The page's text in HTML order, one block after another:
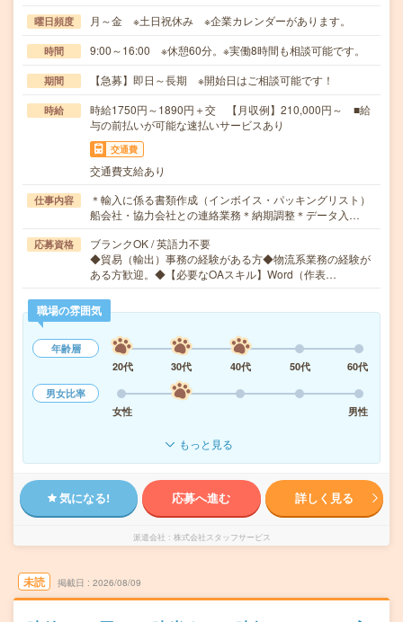
曜日頻度 月～金 ※土日祝休み ※企業カレンダーがあります。
時間 9:00～16:00 ※休憩60分。※実働8時間も相談可能です。
期間 【急募】即日～長期 ※開始日はご相談可能です！
時給
時給1750円～1890円＋交 【月収例】210,000円～ ■給
与の前払いが可能な速払いサービスあり
交通費
交通費支給あり
仕事内容
＊輸入に係る書類作成（インボイス・パッキングリスト）
船会社・協力会社との連絡業務＊納期調整＊データ入…
応募資格
ブランクOK / 英語力不要
◆貿易（輸出）事務の経験がある方◆物流系業務の経験が
ある方歓迎。◆【必要なOAスキル】Word（作表…
職場の雰囲気
年齢層
20代
30代 40代 50代
60代
男女比率
女性
男性
もっと見る
気になる! 応募へ進む 詳しく見る
派遣会社 株式会社スタッフサービス
未読 掲載日 2026/08/09